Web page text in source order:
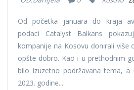
Od početka januara do kraja
podaci Catalyst Balkans
kompanije na Kosovu donirali više
opšte dobro. Kao i u prethodnim
bilo izuzetno podržavana tema, a
2023. godine...